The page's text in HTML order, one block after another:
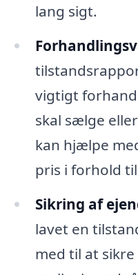
lang sigt.
vigtigt
skal sælge
kan hjælpe
pris i forhold
Sikring af
lavet en
med til at